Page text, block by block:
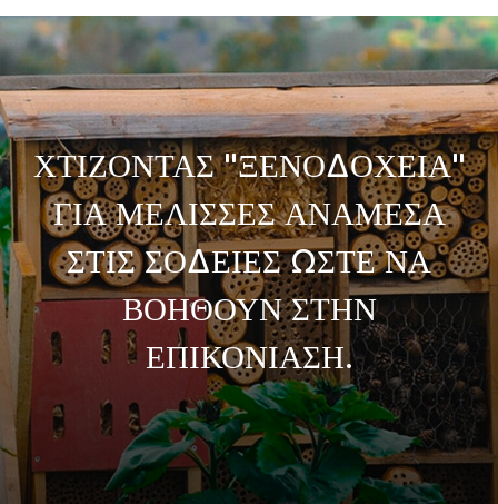
ΧΤΙΖΟΝΤΑΣ "ΞΕΝΟΔΟΧΕΙΑ"
ΓΙΑ ΜΕΛΙΣΣΕΣ ΑΝΑΜΕΣΑ
ΣΤΙΣ ΣΟΔΕΙΕΣ ΩΣΤΕ ΝΑ
ΒΟΗΘΟΥΝ ΣΤΗΝ
ΕΠΙΚΟΝΙΑΣΗ.